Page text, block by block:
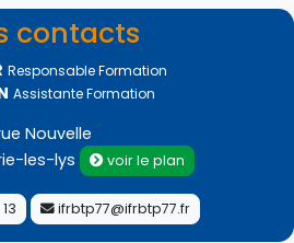
contacts
Responsable Formation
Assistante Formation
Nouvelle
les-lys
voir le plan
ifrbtp77@ifrbtp77.fr